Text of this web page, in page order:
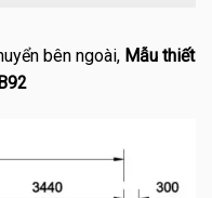
bên ngoài, Mẫu thiết